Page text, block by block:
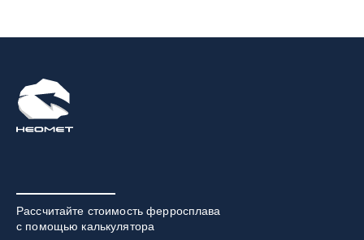
Рассчитайте стоимость ферросплава
с помощью калькулятора